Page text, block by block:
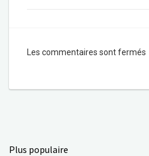
Les commentaires sont fermés
Plus populaire